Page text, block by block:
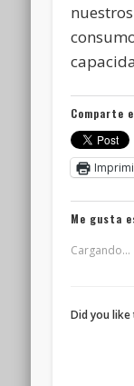
Comparte
Me gusta
Cargando...
Did you